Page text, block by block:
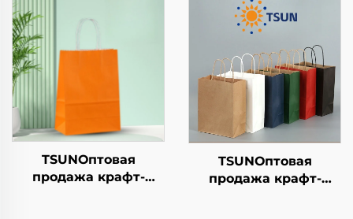
новогодней/
рождественской еды
с возможностью
нанесения принта
возможностью
нанесения принта
новогодней/
рождественской еды
в гофрокarton
TSUNОптовая
продажа крафт-
TSUNОптовая
продажа крафт-